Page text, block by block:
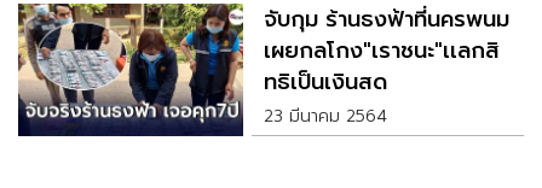
จับกุม ร้านธงฟ้าที่นครพนม
เผยกลโกง"เราชนะ"เเลกสิ
ทธิเป็นเงินสด
23 มีนาคม 2564